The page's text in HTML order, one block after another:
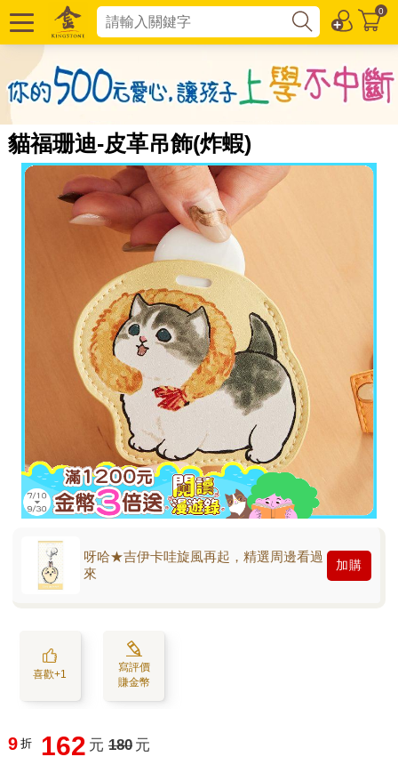
0
貓福珊迪-皮革吊飾(炸蝦)
呀哈★吉伊卡哇旋風再起，精選周邊看過
來
加購
喜歡+1
寫評價
賺金幣
9 折 162 元 180 元